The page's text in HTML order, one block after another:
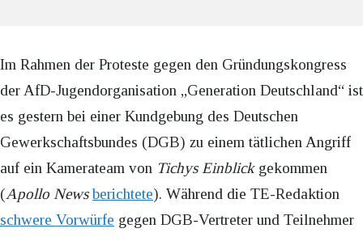
Im Rahmen der Proteste gegen den Gründungskongress
der AfD-Jugendorganisation „Generation Deutschland“ ist
es gestern bei einer Kundgebung des Deutschen
Gewerkschaftsbundes (DGB) zu einem tätlichen Angriff
auf ein Kamerateam von Tichys Einblickgekommen
(Apollo News berichtete). Während die TE-Redaktion
schwere Vorwürfe gegen DGB-Vertreter und Teilnehmer